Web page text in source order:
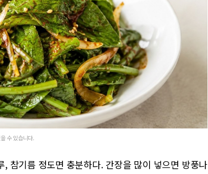
수 있습니다.
참기름 정도면 충분하다. 간장을 많이 넣으면 방풍나